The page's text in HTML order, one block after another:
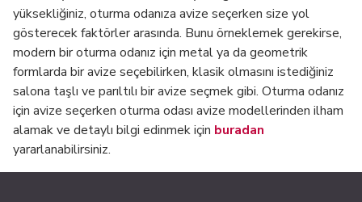
yüksekliğiniz, oturma odanıza avize seçerken size yol
gösterecek faktörler arasında. Bunu örneklemek gerekirse,
modern bir oturma odanız için metal ya da geometrik
formlarda bir avize seçebilirken, klasik olmasını istediğiniz
salona taşlı ve parıltılı bir avize seçmek gibi. Oturma odanız
için avize seçerken oturma odası avize modellerinden ilham
alamak ve detaylı bilgi edinmek için buradan
yararlanabilirsiniz.